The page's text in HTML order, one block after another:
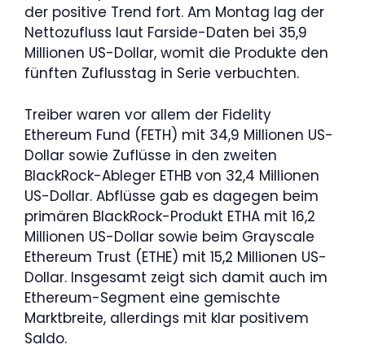
der positive Trend fort. Am Montag lag der
Nettozufluss laut Farside-Daten bei 35,9
Millionen US-Dollar, womit die Produkte den
fünften Zuflusstag in Serie verbuchten.
Treiber waren vor allem der Fidelity
Ethereum Fund (FETH) mit 34,9 Millionen US-
Dollar sowie Zuflüsse in den zweiten
BlackRock-Ableger ETHB von 32,4 Millionen
US-Dollar. Abflüsse gab es dagegen beim
primären BlackRock-Produkt ETHA mit 16,2
Millionen US-Dollar sowie beim Grayscale
Ethereum Trust (ETHE) mit 15,2 Millionen US-
Dollar. Insgesamt zeigt sich damit auch im
Ethereum-Segment eine gemischte
Marktbreite, allerdings mit klar positivem
Saldo.